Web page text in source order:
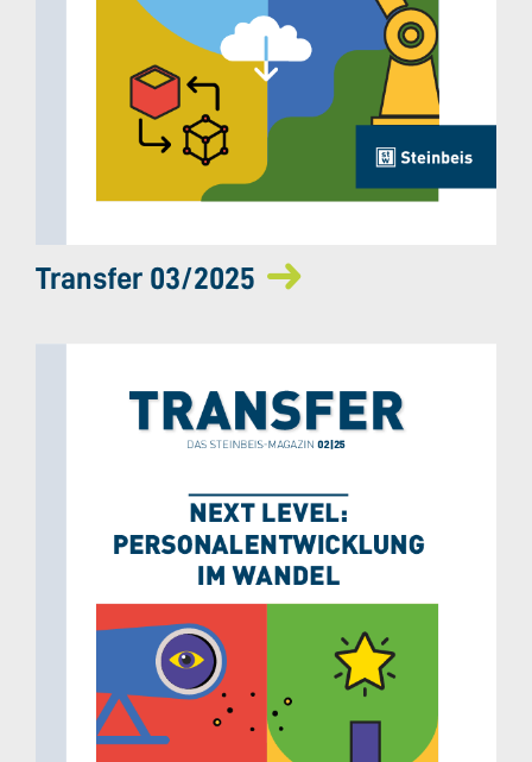
Transfer 03/2025